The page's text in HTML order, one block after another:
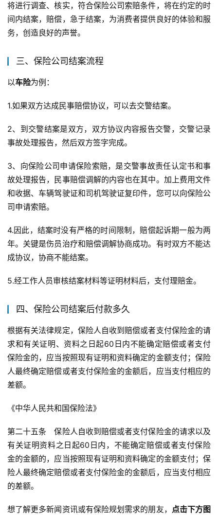
将进行调查、核实，符合保险公司索赔条件，将在约定的时
间内结案，赔偿，急于结案，为消费者提供良好的体验和服
务，创造良好的声誉。
三、保险公司结案流程
以车险为例：
1.如果双方达成民事赔偿协议，可以去交警结案。
2、到交警结案是双方，双方协议内容报告交警，交警记录
事故处理报告，然后双方签字完成。
3、向保险公司申请保险索赔，是交警事故责任认定书和事
故处理报告，民事赔偿调解的内容也在其中。加上费用文件
和收据、车辆驾驶证和司机驾驶证复印件，您可以向保险公
司申请索赔。
4.因此，结案时没有严格的时间限制，赔偿起诉期一般为两
年。关键是伤员治疗和赔偿调解协商成功。有时双方不能达
成协议，协商不能结案。
5.经工作人员审核结案材料等证明材料后，支付理赔金。
四、保险公司结案后付款多久
根据有关法律规定，保险人自收到赔偿或者支付保险金的请
求和有关证明、资料之日起60日内不能确定赔偿或者支付
保险金的，应当按照现有证明和资料确定的金额支付；保险
人最终确定赔偿或者支付保险金的金额后，应当支付相应的
差额。
《中华人民共和国保险法》
第二十五条　保险人自收到赔偿或者支付保险金的请求以及
有关证明资料之日起60日内，不能确定赔偿或者支付保险
金的金额的，应当按照现有证明和资料确定的金额支付；保
险人最终确定赔偿或者支付保险金的金额后，应当支付相应
的差额。
想了解更多新闻资讯或有保险规划需求的朋友， 点击下方图